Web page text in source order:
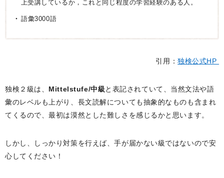
上受講しているか，これと同じ程度の学習経験のある人。
語彙3000語
引用：独検公式HP
独検２級は、 Mittelstufe/中級と表記されていて、当然文法や語
彙のレベルも上がり、長文読解についても抽象的なものも含まれ
てくるので、最初は漠然とした難しさを感じるかと思います。
しかし、しっかり対策を行えば、手が届かない級ではないので安
心してください！